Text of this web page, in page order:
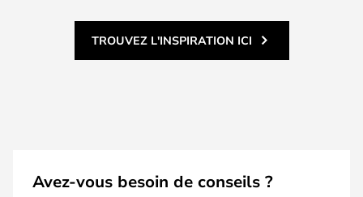
TROUVEZ L'INSPIRATION ICI
Avez-vous besoin de conseils ?